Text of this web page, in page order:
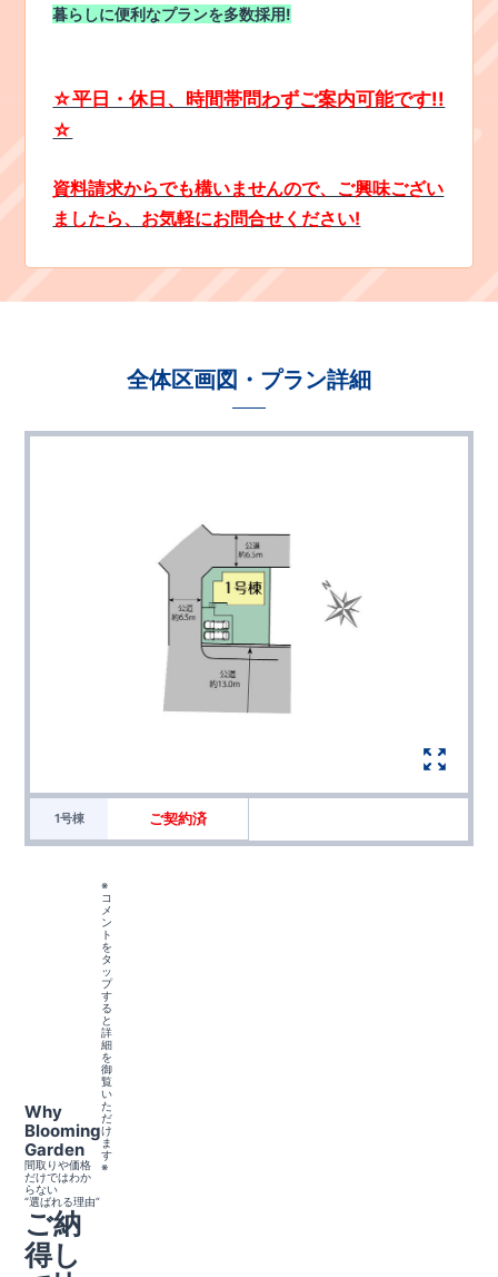
暮らしに便利なプランを多数採用!
☆平日・休日、時間帯問わずご案内可能です!!
☆
資料請求からでも構いませんので、ご興味ござい
ましたら、お気軽にお問合せください!
全体区画図・プラン詳細
1号棟 ご契約済
Why
Blooming
Garden
間取りや価格
だけではわか
らない
“選ばれる理由”
ご納
得し
※
コ
メ
ン
ト
を
タ
ッ
プ
す
る
と
詳
細
を
御
覧
い
た
だ
け
ま
す
※